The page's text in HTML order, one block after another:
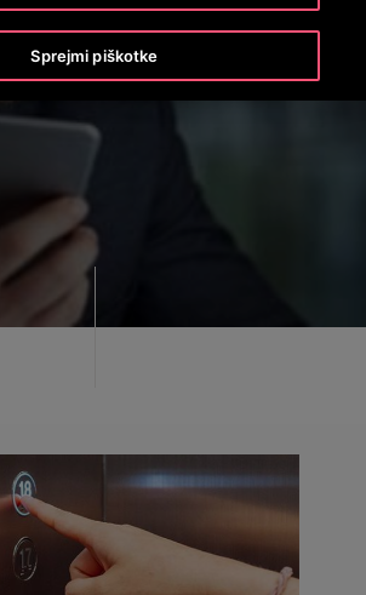
Media assets
Sprejmi piškotke